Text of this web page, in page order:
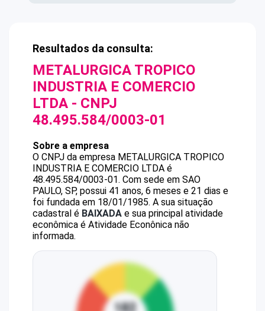
Resultados da consulta:
METALURGICA TROPICO
INDUSTRIA E COMERCIO
LTDA - CNPJ
48.495.584/0003-01
Sobre a empresa
O CNPJ da empresa METALURGICA TROPICO
INDUSTRIA E COMERCIO LTDA é
48.495.584/0003-01. Com sede em SAO
PAULO, SP, possui 41 anos, 6 meses e 21 dias e
foi fundada em 18/01/1985. A sua situação
cadastral é BAIXADA e sua principal atividade
econômica é Atividade Econônica não
informada.